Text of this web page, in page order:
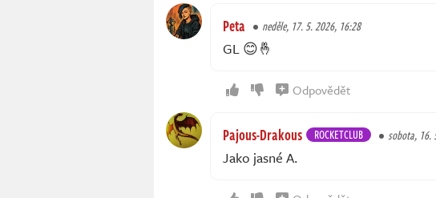
Peta neděle, 17. 5. 2026, 16:28
GL 😊🤞
Odpovědět
Pajous-Drakous ROCKETCLUB sobota, 16.
Jako jasné A.